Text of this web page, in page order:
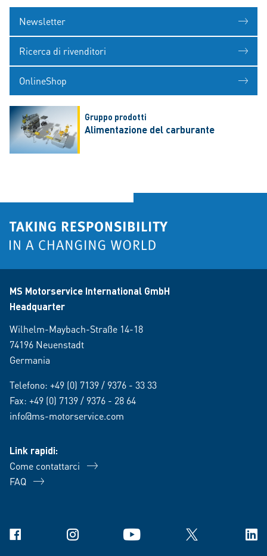
Newsletter
Ricerca di rivenditori
OnlineShop
Gruppo prodotti
Alimentazione del carburante
MS Motorservice International GmbH
Headquarter
Wilhelm-Maybach-Straße 14-18
74196 Neuenstadt
Germania
Telefono: +49 (0) 7139 / 9376 - 33 33
Fax: +49 (0) 7139 / 9376 - 28 64
info@ms-motorservice.com
Link rapidi:
Come contattarci
FAQ
Facebook Instagram YouTube X